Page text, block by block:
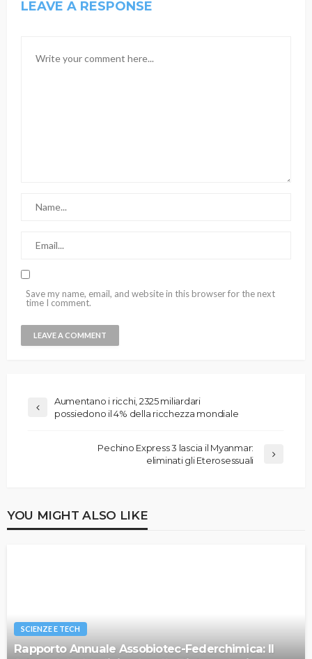
LEAVE A RESPONSE
Save my name, email, and website in this browser for the next
time I comment.
Aumentano i ricchi, 2325 miliardari
possiedono il 4% della ricchezza mondiale
Pechino Express 3 lascia il Myanmar:
eliminati gli Eterosessuali
YOU MIGHT ALSO LIKE
SCIENZE E TECH
Rapporto Annuale Assobiotec-Federchimica: Il